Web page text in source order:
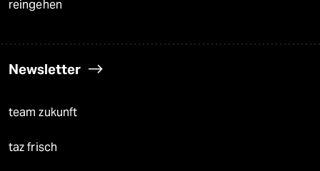
reingehen
Newsletter
team zukunft
taz frisch